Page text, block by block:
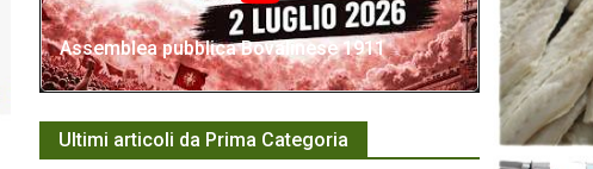
Assemblea pubblica Bovalinese 1911
Ultimi articoli da Prima Categoria